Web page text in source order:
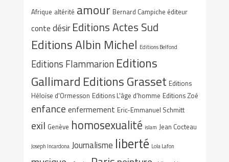
Afrique altérité amour Bernard Campiche éditeur
conte désir Editions Actes Sud
Editions Albin Michel Editions Belfond
Editions Flammarion Editions
Gallimard Editions Grasset Editions
Héloïse d'Ormesson Editions L'âge d'homme Editions Zoé
enfance enfermement Eric-Emmanuel Schmitt
exil Genève homosexualité islam Jean Cocteau
Joseph Incardona Journalisme liberté Lola Lafon